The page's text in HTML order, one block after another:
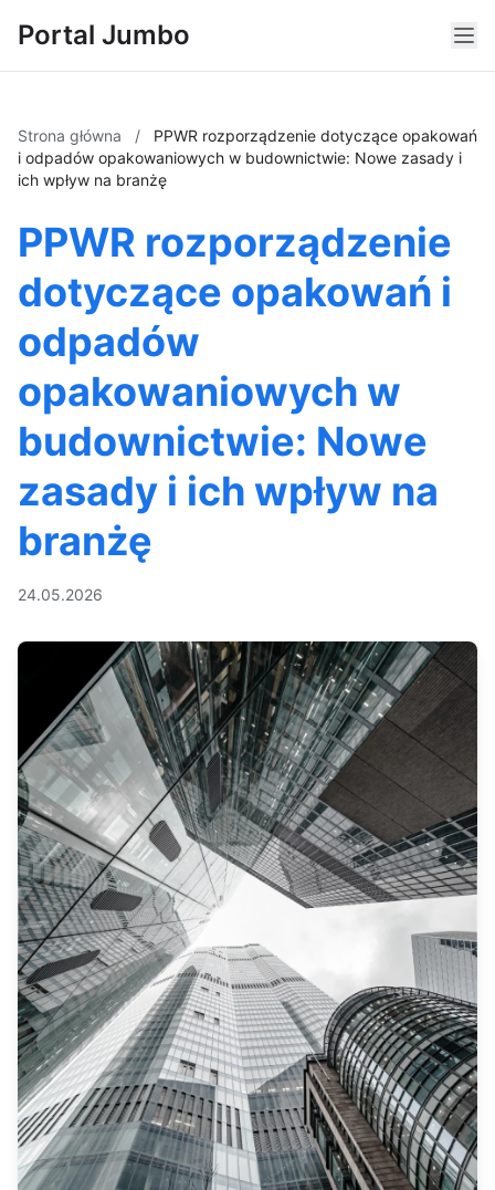
Portal Jumbo
Strona główna /
PPWR rozporządzenie dotyczące opakowań
i odpadów opakowaniowych w budownictwie: Nowe zasady i
ich wpływ na branżę
PPWR rozporządzenie
dotyczące opakowań i
odpadów
opakowaniowych w
budownictwie: Nowe
zasady i ich wpływ na
branżę
24.05.2026